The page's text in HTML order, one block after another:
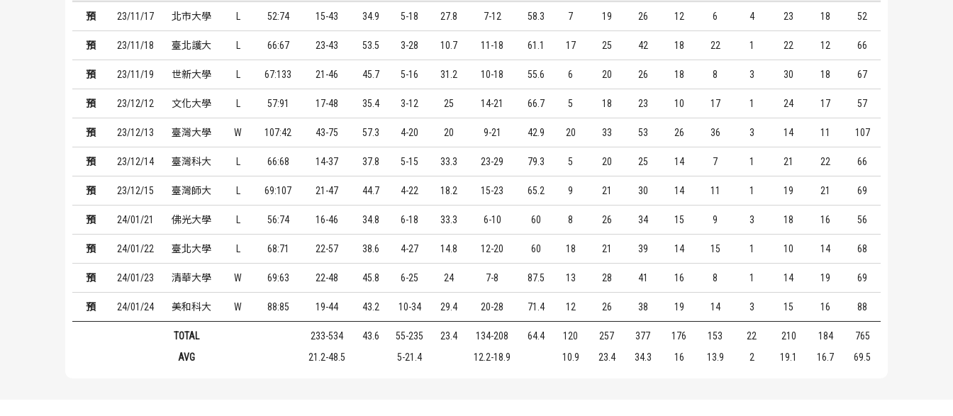
預 23/11/17 北市大學 52:74 15-43 34.9 5-18 27.8 7-12 58.3 7 19 26 12 6 4 23 18 52
預 23/11/18 臺北護大 66:67 23-43 53.5 3-28 10.7 11-18 61.1 17 25 42 18 22 1 22 12 66
預 23/11/19 世新大學 67:133 21-46 45.7 5-16 31.2 10-18 55.6 6 20 26 18 8 3 30 18 67
預 23/12/12 文化大學 57:91 17-48 35.4 3-12 25 14-21 66.7 5 18 23 10 17 1 24 17 57
預 23/12/13 臺灣大學 W 107:42 43-75 57.3 4-20 20 9-21 42.9 20 33 53 26 36 3 14 11 107
預 23/12/14 臺灣科大 66:68 14-37 37.8 5-15 33.3 23-29 79.3 5 20 25 14 7 1 21 22 66
預 23/12/15 臺灣師大 69:107 21-47 44.7 4-22 18.2 15-23 65.2 9 21 30 14 11 1 19 21 69
預 24/01/21 佛光大學 56:74 16-46 34.8 6-18 33.3 6-10 60 8 26 34 15 9 3 18 16 56
預 24/01/22 臺北大學 68:71 22-57 38.6 4-27 14.8 12-20 60 18 21 39 14 15 1 10 14 68
預 24/01/23 清華大學 W 69:63 22-48 45.8 6-25 24 7-8 87.5 13 28 41 16 8 1 14 19 69
預 24/01/24 美和科大 W 88:85 19-44 43.2 10-34 29.4 20-28 71.4 12 26 38 19 14 3 15 16 88
TOTAL 233-534 43.6 55-235 23.4 134-208 64.4 120 257 377 176 153 22 210 184
765
AVG
21.2-48.5 5-21.4 12.2-18.9 10.9 23.4 34.3 16 13.9 2 19.1 16.7 69.5